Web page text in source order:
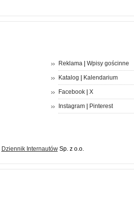
Reklama| Wpisy gościnne
Katalog Kalendarium
Facebook| X
Instagram| Pinterest
Dziennik InternautówSp. z o.o.